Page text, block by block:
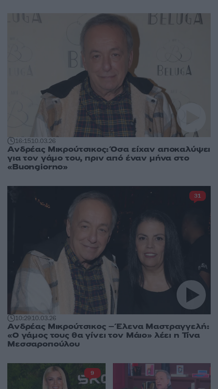
16:1510.03.26
Ανδρέας Μικρούτσικος: Όσα είχαν αποκαλύψει
για τον γάμο του, πριν από έναν μήνα στο
«Buongiorno»
10:2910.03.26
Ανδρέας Μικρούτσικος – Έλενα Μαστραγγελή:
«Ο γάμος τους θα γίνει τον Μάιο» λέει η Τίνα
Μεσσαροπούλου
31
9